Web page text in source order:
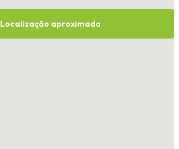
Localização aproximada